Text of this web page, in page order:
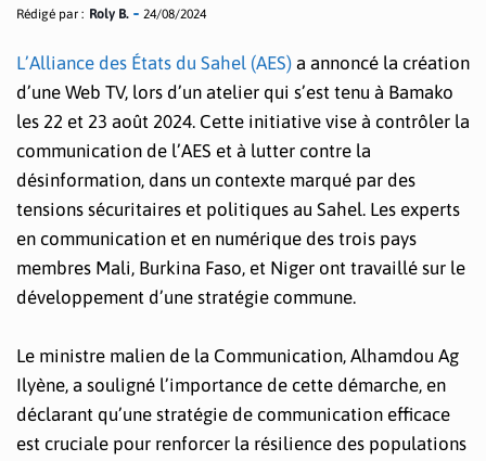
Rédigé par : Roly B. 24/08/2024
L’Alliance des États du Sahel (AES) a annoncé la création
d’une Web TV, lors d’un atelier qui s’est tenu à Bamako
les 22 et 23 août 2024. Cette initiative vise à contrôler la
communication de l’AES et à lutter contre la
désinformation, dans un contexte marqué par des
tensions sécuritaires et politiques au Sahel. Les experts
en communication et en numérique des trois pays
membres Mali, Burkina Faso, et Niger ont travaillé sur le
développement d’une stratégie commune.
Le ministre malien de la Communication, Alhamdou Ag
Ilyène, a souligné l’importance de cette démarche, en
déclarant qu’une stratégie de communication efficace
est cruciale pour renforcer la résilience des populations